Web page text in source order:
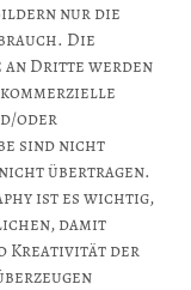
nur die
Die
an Dritte werden
oder
sind nicht
übertragen.
ist es wichtig,
damit
Kreativität der